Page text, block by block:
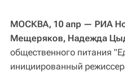
МОСКВА, 10 апр — РИА
Мещеряков, Надежда
общественного питания
инициированный